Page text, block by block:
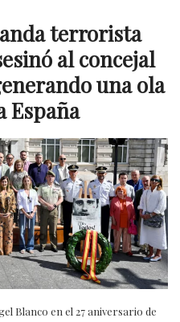
terrorista
al concejal
una ola
España
Blanco en el 27 aniversario de